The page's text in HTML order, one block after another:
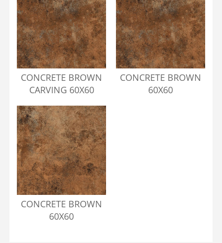
CONCRETE BROWN
CARVING 60X60
CONCRETE BROWN
60X60
CONCRETE BROWN
60X60